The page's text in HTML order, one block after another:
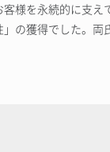
様を永続的に支
の獲得でした。